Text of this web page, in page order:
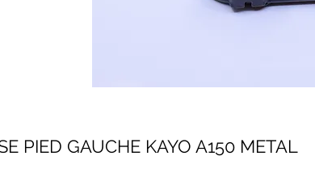
PIED GAUCHE KAYO A150 METAL